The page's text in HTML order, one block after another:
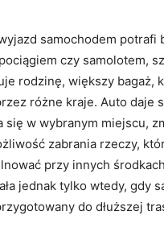
samochodem potrafi
czy samolotem,
rodzinę, większy bagaż,
różne kraje. Auto daje
się w wybranym miejscu,
zabrania rzeczy,
przy innych
jednak tylko wtedy, gdy
do dłuższej